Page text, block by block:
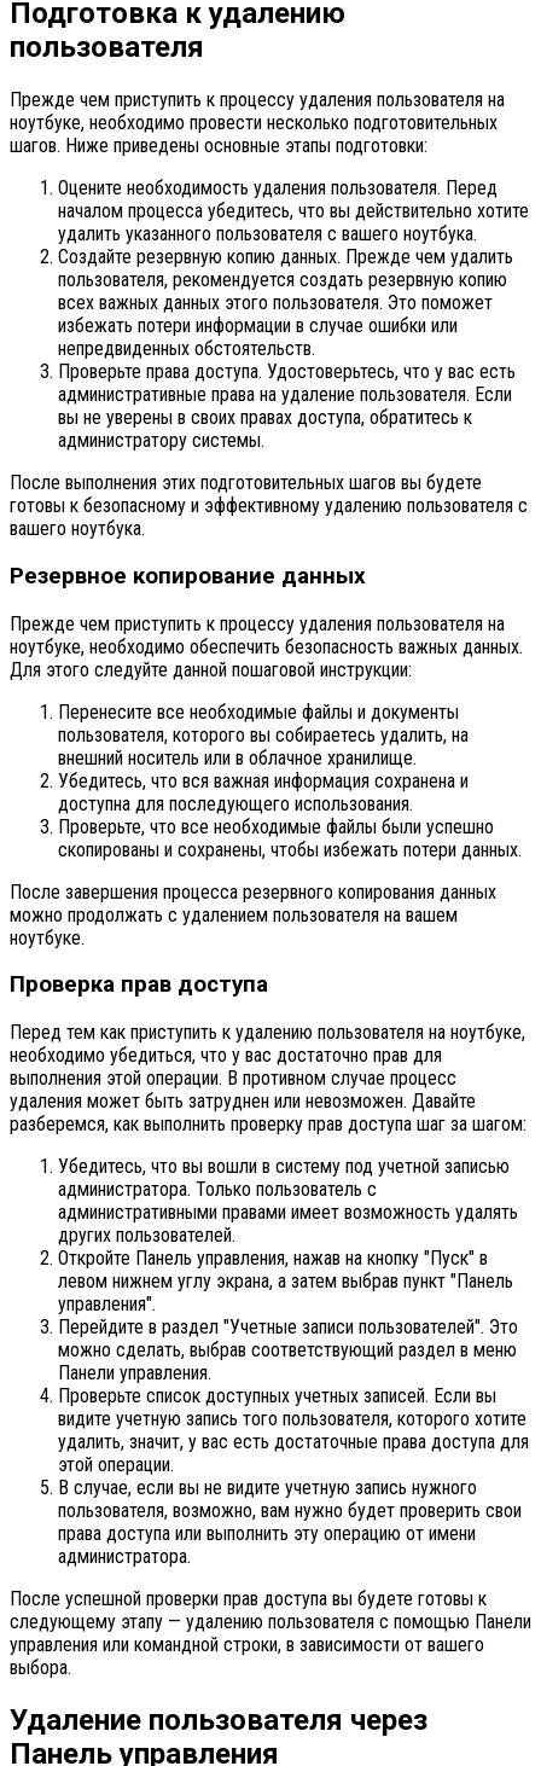
Подготовка к удалению
пользователя
Прежде чем приступить к процессу удаления пользователя на
ноутбуке, необходимо провести несколько подготовительных
шагов. Ниже приведены основные этапы подготовки:
Оцените необходимость удаления пользователя. Перед
началом процесса убедитесь, что вы действительно хотите
удалить указанного пользователя с вашего ноутбука.
Создайте резервную копию данных. Прежде чем удалить
пользователя, рекомендуется создать резервную копию
всех важных данных этого пользователя. Это поможет
избежать потери информации в случае ошибки или
непредвиденных обстоятельств.
Проверьте права доступа. Удостоверьтесь, что у вас есть
административные права на удаление пользователя. Если
вы не уверены в своих правах доступа, обратитесь к
администратору системы.
После выполнения этих подготовительных шагов вы будете
готовы к безопасному и эффективному удалению пользователя с
вашего ноутбука.
Резервное копирование данных
Прежде чем приступить к процессу удаления пользователя на
ноутбуке, необходимо обеспечить безопасность важных данных.
Для этого следуйте данной пошаговой инструкции:
Перенесите все необходимые файлы и документы
пользователя, которого вы собираетесь удалить, на
внешний носитель или в облачное хранилище.
Убедитесь, что вся важная информация сохранена и
доступна для последующего использования.
Проверьте, что все необходимые файлы были успешно
скопированы и сохранены, чтобы избежать потери данных.
После завершения процесса резервного копирования данных
можно продолжать с удалением пользователя на вашем
ноутбуке.
Проверка прав доступа
Перед тем как приступить к удалению пользователя на ноутбуке,
необходимо убедиться, что у вас достаточно прав для
выполнения этой операции. В противном случае процесс
удаления может быть затруднен или невозможен. Давайте
разберемся, как выполнить проверку прав доступа шаг за шагом:
Убедитесь, что вы вошли в систему под учетной записью
администратора. Только пользователь с
административными правами имеет возможность удалять
других пользователей.
Откройте Панель управления, нажав на кнопку "Пуск" в
левом нижнем углу экрана, а затем выбрав пункт "Панель
управления".
Перейдите в раздел "Учетные записи пользователей". Это
можно сделать, выбрав соответствующий раздел в меню
Панели управления.
Проверьте список доступных учетных записей. Если вы
видите учетную запись того пользователя, которого хотите
удалить, значит, у вас есть достаточные права доступа для
этой операции.
В случае, если вы не видите учетную запись нужного
пользователя, возможно, вам нужно будет проверить свои
права доступа или выполнить эту операцию от имени
администратора.
После успешной проверки прав доступа вы будете готовы к
следующему этапу — удалению пользователя с помощью Панели
управления или командной строки, в зависимости от вашего
выбора.
Удаление пользователя через
Панель управления